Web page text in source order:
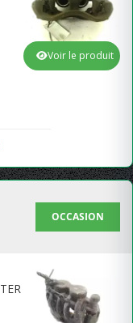
Voir le produit
OCCASION